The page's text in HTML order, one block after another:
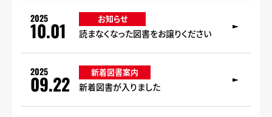
2025
10.01 お知らせ
読まなくなった図書をお譲りください
2025
09.22 新着図書案内
新着図書が入りました